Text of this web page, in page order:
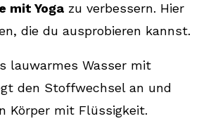
mit Yoga zu verbessern. Hier
die du ausprobieren kannst.
lauwarmes Wasser mit
den Stoffwechsel an und
Körper mit Flüssigkeit.